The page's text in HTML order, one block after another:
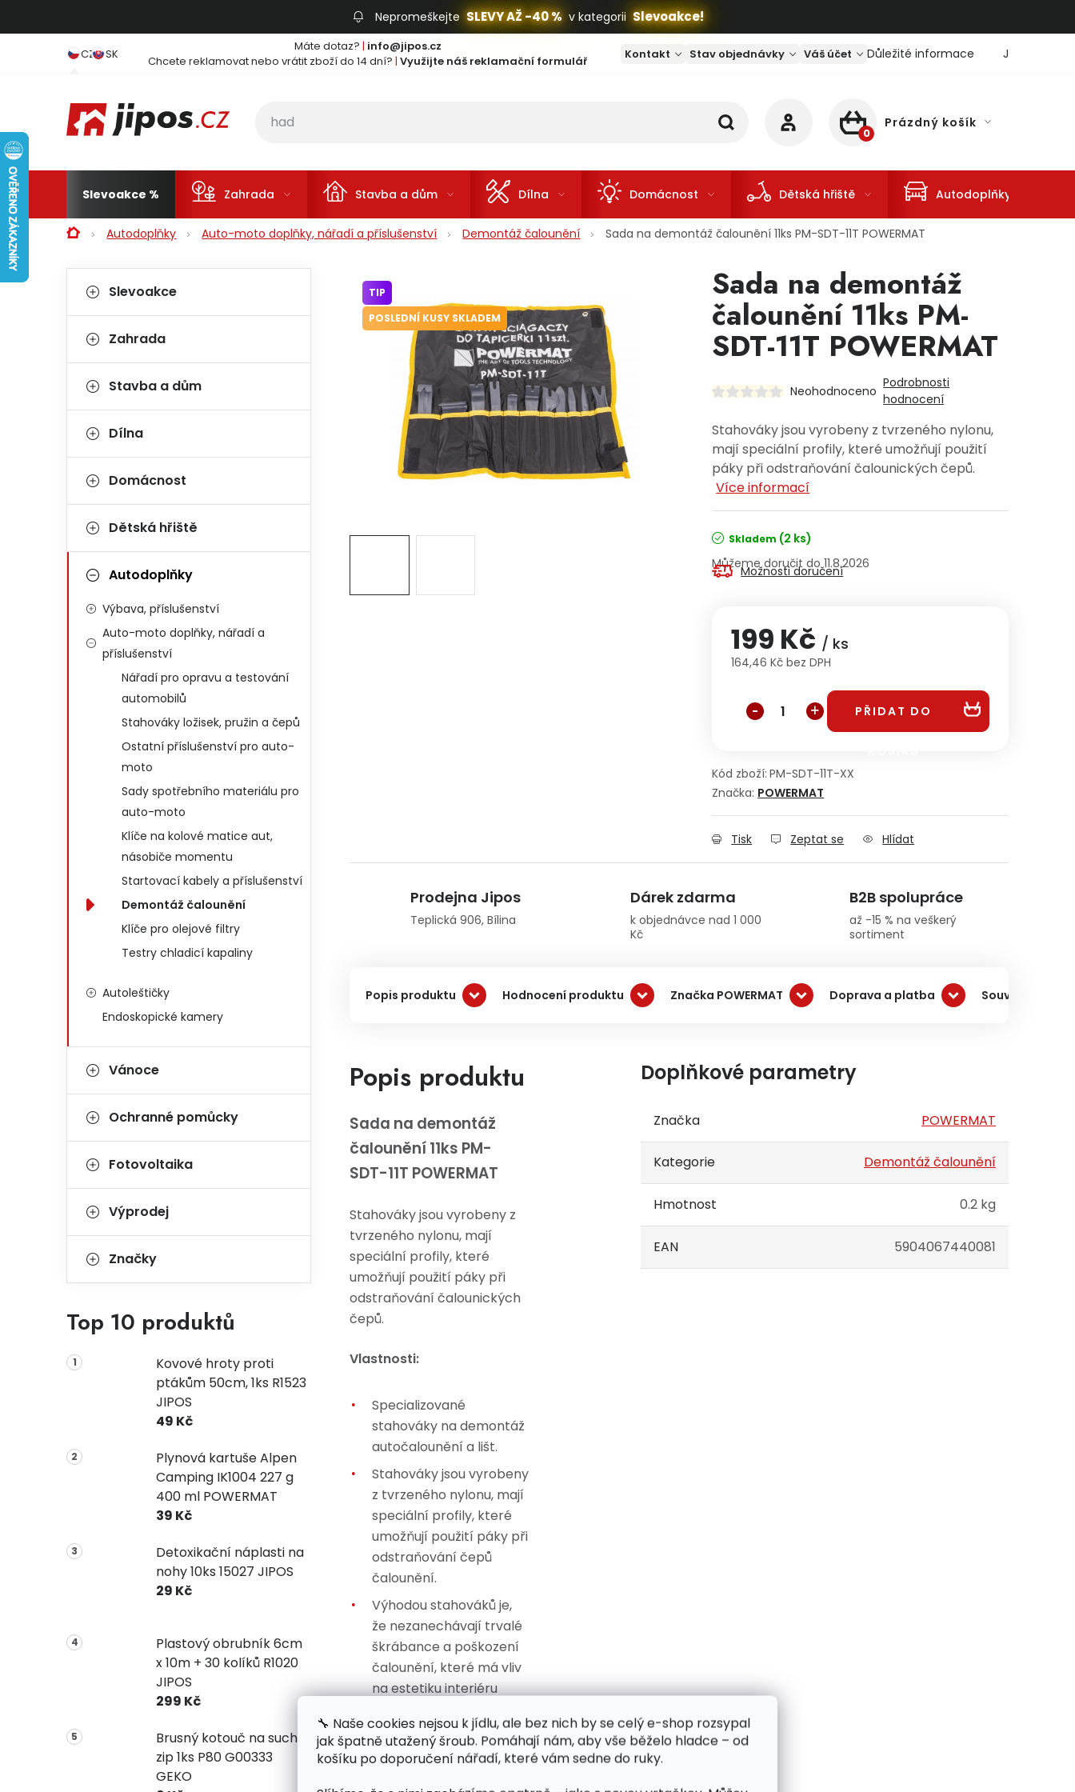
🔧 Naše cookies nejsou k jídlu, ale bez nich by se celý e-shop rozsypal
jak špatně utažený šroub. Pomáhají nám, aby vše běželo hladce – od
košíku po doporučení nářadí, které vám sedne do ruky.
Nepromeškejte SLEVY AŽ -40 % v kategorii Slevoakce!
CZ SK Máte dotaz? | info@jipos.cz
Chcete reklamovat nebo vrátit zboží do 14 dní? | Využijte náš reklamační formulář Kontakt Stav objednávky Váš účet Důležité informace Jaký je
NÁKUPNÍ KOŠÍK
Prázdný košík
Slevoakce Zahrada Stavba a dům Dílna Domácnost Dětská hřiště Autodoplňky
DomůAutodoplňky Auto-moto doplňky, nářadí a příslušenství Demontáž čalounění Sada na demontáž čalounění 11ks PM-SDT-11T POWERMAT
Postranní panel
Kategorie
Slevoakce
Zahrada
Stavba a dům
Dílna
Domácnost
Dětská hřiště
Autodoplňky
Výbava, příslušenství
Auto-moto doplňky, nářadí a
příslušenství
Nářadí pro opravu a testování
automobilů
Stahováky ložisek, pružin a čepů
Ostatní příslušenství pro auto-
moto
Sady spotřebního materiálu pro
auto-moto
Klíče na kolové matice aut,
násobiče momentu
Startovací kabely a příslušenství
Demontáž čalounění
Klíče pro olejové filtry
Testry chladicí kapaliny
Autoleštičky
Endoskopické kamery
Vánoce
Ochranné pomůcky
Fotovoltaika
Výprodej
Značky
Top 10 produktů
Kovové hroty proti
ptákům 50cm, 1ks R1523
JIPOS
49 Kč
Plynová kartuše Alpen
Camping IK1004 227 g
400 ml POWERMAT
39 Kč
Detoxikační náplasti na
nohy 10ks 15027 JIPOS
29 Kč
Plastový obrubník 6cm
x 10m + 30 kolíků R1020
JIPOS
299 Kč
Brusný kotouč na suchý
zip 1ks P80 G00333
GEKO
Sada na demontáž
čalounění 11ks PM-
SDT-11T POWERMAT
Neohodnoceno
Podrobnosti
hodnocení
Stahováky jsou vyrobeny z tvrzeného nylonu,
mají speciální profily, které umožňují použití
páky při odstraňování čalounických čepů.
Více informací
Skladem (2 ks)
11.8.2026
Možnosti doručení
199 Kč / ks
164,46 Kč bez DPH
PŘIDAT DO
Kód zboží: PM-SDT-11T-XX
Značka: POWERMAT
Tisk Zeptat se Hlídat
TIP
POSLEDNÍ KUSY SKLADEM
Prodejna Jipos
Teplická 906, Bílina
Dárek zdarma
k objednávce nad 1 000
Kč
B2B spolupráce
až -15 % na veškerý
sortiment
Popis produktu Hodnocení produktu Značka POWERMAT Doprava a platba Související
Popis produktu
Sada na demontáž
čalounění 11ks PM-
SDT-11T POWERMAT
Stahováky jsou vyrobeny z
tvrzeného nylonu, mají
speciální profily, které
umožňují použití páky při
odstraňování čalounických
čepů.
Vlastnosti:
Specializované
stahováky na demontáž
autočalounění a lišt.
Stahováky jsou vyrobeny
z tvrzeného nylonu, mají
speciální profily, které
umožňují použití páky při
odstraňování čepů
čalounění.
Výhodou stahováků je,
že nezanechávají trvalé
škrábance a poškození
čalounění, které má vliv
na estetiku interiéru
Sada je doporučena pro
práci v auto -
Doplňkové parametry
Značka POWERMAT
Kategorie Demontáž čalounění
Hmotnost 0.2 kg
EAN 5904067440081